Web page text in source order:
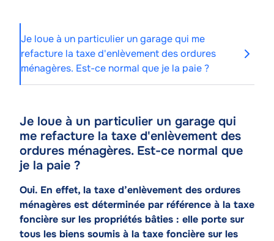
Je loue à un particulier un garage qui me
refacture la taxe d'enlèvement des ordures
ménagères. Est-ce normal que je la paie ?
Contenu
de
l'article
Je loue à un particulier un garage qui
me refacture la taxe d'enlèvement des
ordures ménagères. Est-ce normal que
je la paie ?
Texte
Oui. En effet, la taxe d’enlèvement des ordures
ménagères est déterminée par référence à la taxe
foncière sur les propriétés bâties : elle porte sur
tous les biens soumis à la taxe foncière sur les